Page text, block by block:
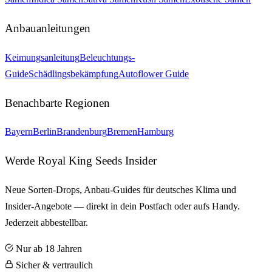
Anbauanleitungen
KeimungsanleitungBeleuchtungs-
GuideSchädlingsbekämpfungAutoflower Guide
Benachbarte Regionen
BayernBerlinBrandenburgBremenHamburg
Werde Royal King Seeds Insider
Neue Sorten-Drops, Anbau-Guides für deutsches Klima und
Insider-Angebote — direkt in dein Postfach oder aufs Handy.
Jederzeit abbestellbar.
Nur ab 18 Jahren
Sicher & vertraulich